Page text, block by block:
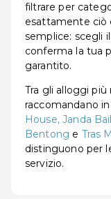
filtrare per
esattamente ciò
semplice: scegli
conferma la tua
garantito.
Tra gli alloggi
raccomandano
House, Janda
Bentong e Tras
distinguono per
servizio.